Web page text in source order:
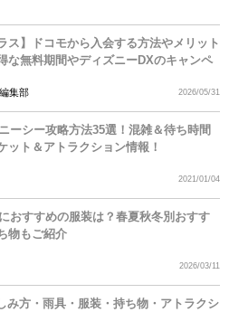
ス】ドコモから入会する方法やメリット
な無料期間やディズニーDXのキャンペ
集部 2026/05/31
ーシー攻略方法35選！混雑＆待ち時間
ット＆アトラクション情報！
2021/01/04
おすすめの服装は？春夏秋冬別おすす
物もご紹介
2026/03/11
み方・雨具・服装・持ち物・アトラクシ